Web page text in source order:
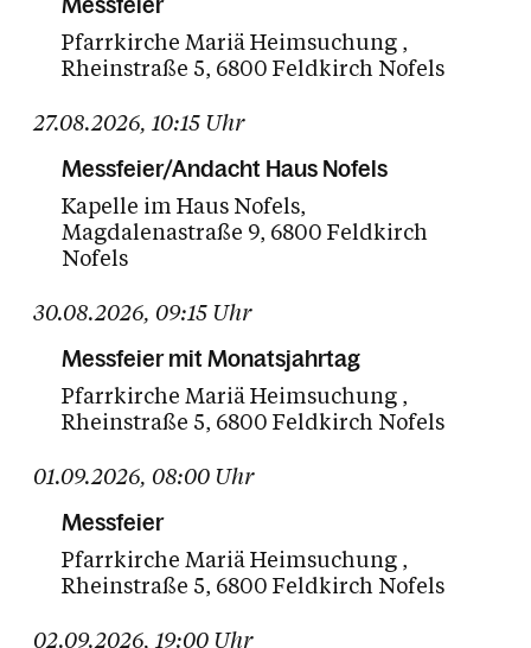
Pfarrkirche Mariä Heimsuchung
Rheinstraße 5 6800 Feldkirch Nofels
27.08.2026, 10:15 Uhr
Messfeier/Andacht Haus Nofels
Kapelle im Haus Nofels
Magdalenastraße 9 6800 Feldkirch
Nofels
30.08.2026, 09:15 Uhr
Messfeier mit Monatsjahrtag
Pfarrkirche Mariä Heimsuchung
Rheinstraße 5 6800 Feldkirch Nofels
01.09.2026, 08:00 Uhr
Messfeier
Pfarrkirche Mariä Heimsuchung
Rheinstraße 5 6800 Feldkirch Nofels
02.09.2026, 19:00 Uhr